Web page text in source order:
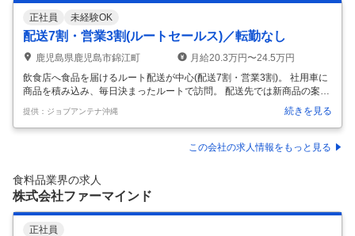
正社員 未経験OK
配送7割・営業3割(ルートセールス)／転勤なし
鹿児島県鹿児島市錦江町
月給20.3万円〜24.5万円
飲食店へ食品を届けるルート配送が中心(配送7割・営業3割)。 社用車に
商品を積み込み、毎日決まったルートで訪問。 配送先では新商品の案内
など営業活動も行います。 入社後2ヶ月から3ヶ月は先輩と同乗し丁寧に
指導。 研修や免許取得支援制度もあり、1年目から3年で営業力を高めら
れます。ノルマではなく、成果に応じた評価制度で、頑張りがしっかり
提供：ジョブアンテナ沖縄 続きを見る
この会社の求人情報をもっと見る
食料品業界の求人
株式会社ファーマインド
正社員